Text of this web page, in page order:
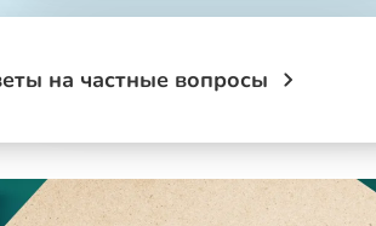
на частные вопросы